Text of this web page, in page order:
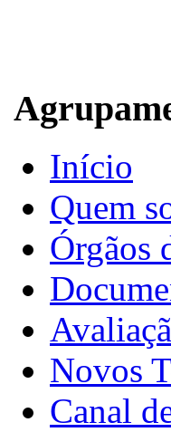
Início
Quem
Órgãos
Novos
Canal